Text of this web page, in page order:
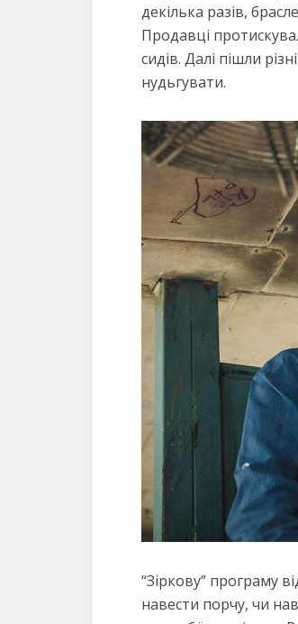
декілька разів,
Продавці
сидів. Далі пішли
нудьгувати.
“Зіркову” програму
навести порчу, чи